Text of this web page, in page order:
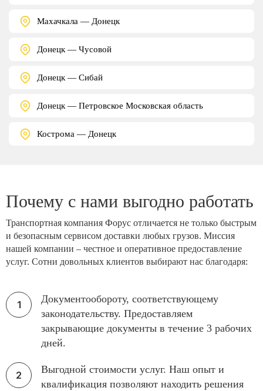
Махачкала — Донецк
Донецк — Чусовой
Донецк — Сибай
Донецк — Петровское Московская область
Кострома — Донецк
Почему с нами выгодно работать
Транспортная компания Форус отличается не только быстрым
и безопасным сервисом доставки любых грузов. Миссия
нашей компании – честное и оперативное предоставление
услуг. Сотни довольных клиентов выбирают нас благодаря:
Документообороту, соответствующему
законодательству. Предоставляем
закрывающие документы в течение 3 рабочих
дней.
Выгодной стоимости услуг. Наш опыт и
квалификация позволяют находить решения